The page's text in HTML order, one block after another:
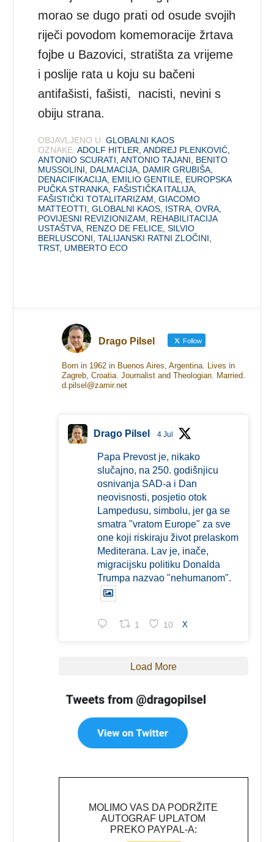
morao se dugo prati od osude svojih
riječi povodom komemoracije žrtava
fojbe u Bazovici, stratišta za vrijeme
i poslije rata u koju su bačeni
antifašisti, fašisti, nacisti, nevini s
obiju strana.
OBJAVLJENO U: GLOBALNI KAOS
OZNAKE: ADOLF HITLER,ANDREJ PLENKOVIĆ,
ANTONIO SCURATI,ANTONIO TAJANI, BENITO
MUSSOLINI, DALMACIJA, DAMIR GRUBIŠA,
DENACIFIKACIJA, EMILIO GENTILE, EUROPSKA
PUČKA STRANKA, FAŠISTIČKA ITALIJA,
FAŠISTIČKI TOTALITARIZAM,GIACOMO
MATTEOTTI,GLOBALNI KAOS, ISTRA,OVRA,
POVIJESNI REVIZIONIZAM, REHABILITACIJA
USTAŠTVA, RENZO DE FELICE,SILVIO
BERLUSCONI,TALIJANSKI RATNI ZLOČINI,
TRST, UMBERTO ECO
Drago Pilsel Follow
Born in 1962 in Buenos Aires, Argentina. Lives in
Zagreb, Croatia. Journalist and Theologian. Married.
d.pilsel@zamir.net
Drago Pilsel 4 Jul
Papa Prevost je, nikako
slučajno, na 250. godišnjicu
osnivanja SAD-a i Dan
neovisnosti, posjetio otok
Lampedusu, simbolu, jer ga se
smatra "vratom Europe" za sve
one koji riskiraju život prelaskom
Mediterana. Lav je, inače,
migracijsku politiku Donalda
Trumpa nazvao "nehumanom".
1 10 X
Load More
MOLIMO VAS DA PODRŽITE
AUTOGRAF UPLATOM
PREKO PAYPAL-A: